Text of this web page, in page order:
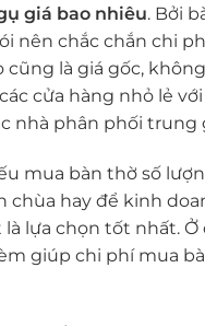
giá bao nhiêu. Bởi
nên chắc chắn chi
cũng là giá gốc,
cửa hàng nhỏ lẻ
nhà phân phối trung
mua bàn thờ số
chùa hay để kinh
lựa chọn tốt nhất. Ở
giúp chi phí mua